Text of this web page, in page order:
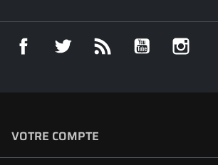
Facebook Twitter YouTube
VOTRE COMPTE